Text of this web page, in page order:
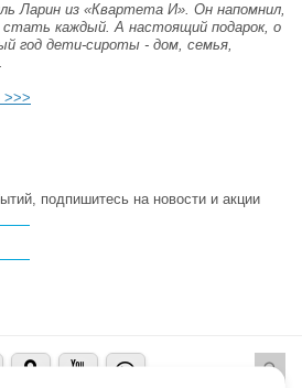
Ларин из «Квартета И». Он напомнил,
каждый. А настоящий подарок, о
год дети-сироты - дом, семья,
.
>>>
подпишитесь на новости и акции